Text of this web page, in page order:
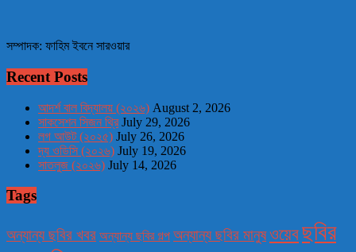
সম্পাদক: ফাহিম ইবনে সারওয়ার
Recent Posts
আদর্শ বাল বিদ্যালয় (২০২৬) August 2, 2026
সাকসেশন সিজন থ্রি July 29, 2026
লগ আউট (২০২৫) July 26, 2026
দ্য ওডিসি (২০২৬) July 19, 2026
সাতলুজ (২০২৬) July 14, 2026
Tags
অন্যান্য ছবির খবর অন্যান্য ছবির গল্প অন্যান্য ছবির মানুষওয়েবছবির